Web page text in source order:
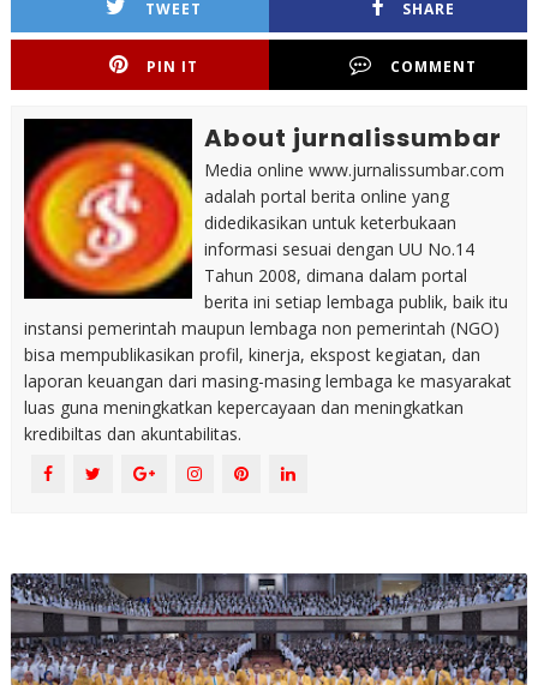
TWEET SHARE
PIN IT COMMENT
About jurnalissumbar
Media online www.jurnalissumbar.com
adalah portal berita online yang
didedikasikan untuk keterbukaan
informasi sesuai dengan UU No.14
Tahun 2008, dimana dalam portal
berita ini setiap lembaga publik, baik itu
instansi pemerintah maupun lembaga non pemerintah (NGO)
bisa mempublikasikan profil, kinerja, ekspost kegiatan, dan
laporan keuangan dari masing-masing lembaga ke masyarakat
luas guna meningkatkan kepercayaan dan meningkatkan
kredibiltas dan akuntabilitas.